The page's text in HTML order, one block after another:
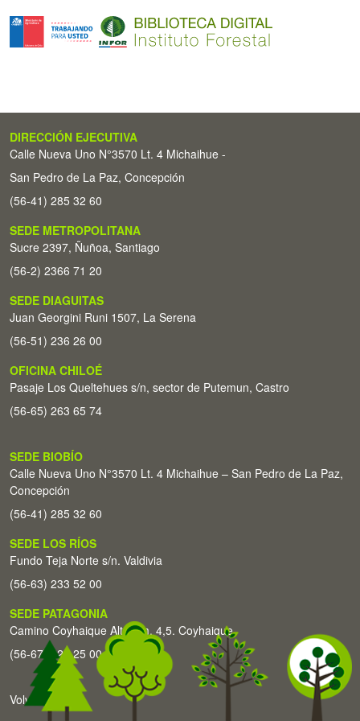
DIRECCIÓN EJECUTIVA
Calle Nueva Uno N°3570 Lt. 4 Michaihue -
San Pedro de La Paz, Concepción
(56-41) 285 32 60
SEDE METROPOLITANA
Sucre 2397, Ñuñoa, Santiago
(56-2) 2366 71 20
SEDE DIAGUITAS
Juan Georgini Runi 1507, La Serena
(56-51) 236 26 00
OFICINA CHILOÉ
Pasaje Los Queltehues s/n, sector de Putemun, Castro
(56-65) 263 65 74
SEDE BIOBÍO
Calle Nueva Uno N°3570 Lt. 4 Michaihue – San Pedro de La Paz,
Concepción
(56-41) 285 32 60
SEDE LOS RÍOS
Fundo Teja Norte s/n. Valdivia
(56-63) 233 52 00
SEDE PATAGONIA
Camino Coyhaique Alto Km. 4,5. Coyhaique
(56-67) 226 25 00
Volver arriba